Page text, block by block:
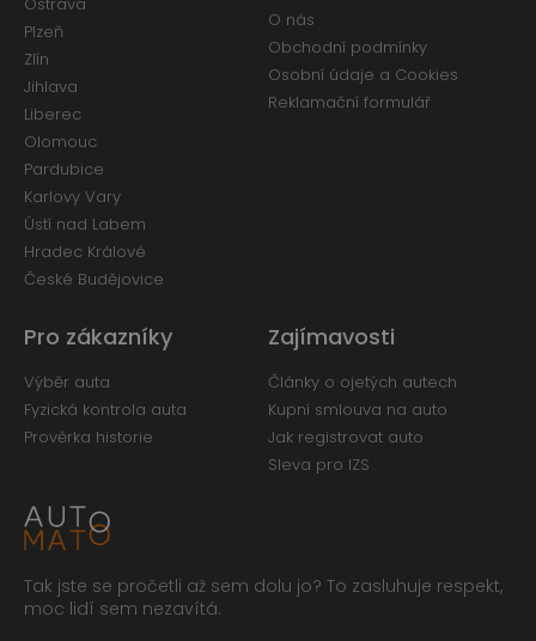
Tak jste se pročetli až sem dolu jo? To zasluhuje respekt,
moc lidí sem nezavítá.
Pro zákazníky
Výběr auta
Fyzická kontrola auta
Prověrka historie
Zajímavosti
Články o ojetých autech
Kupní smlouva na auto
Jak registrovat auto
Sleva pro IZS
O nás
Obchodní podmínky
Osobní údaje a Cookies
Reklamační formulář
Ostrava
Plzeň
Zlín
Jihlava
Liberec
Olomouc
Pardubice
Karlovy Vary
Ústí nad Labem
Hradec Králové
České Budějovice